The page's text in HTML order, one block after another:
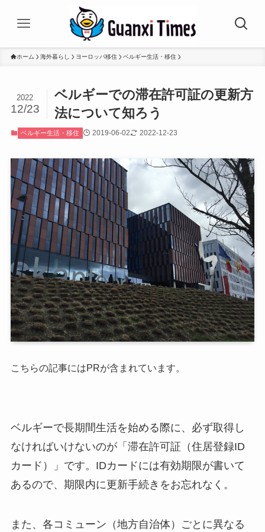
ホーム 海外暮らし ヨーロッパ移住 ベルギー生活・移住
ベルギーでの滞在許可証の更新方
法について知ろう
2022
12/23
ベルギー生活・移住 2019-06-02 2022-12-23
こちらの記事にはPRが含まれています。
ベルギーで長期間生活を始める際に、必ず取得し
なければいけないのが「滞在許可証（住居登録ID
カード）」です。IDカードには有効期限が書いて
あるので、期限内に更新手続きをお忘れなく。
また、各コミューン（地方自治体）ごとに異なる